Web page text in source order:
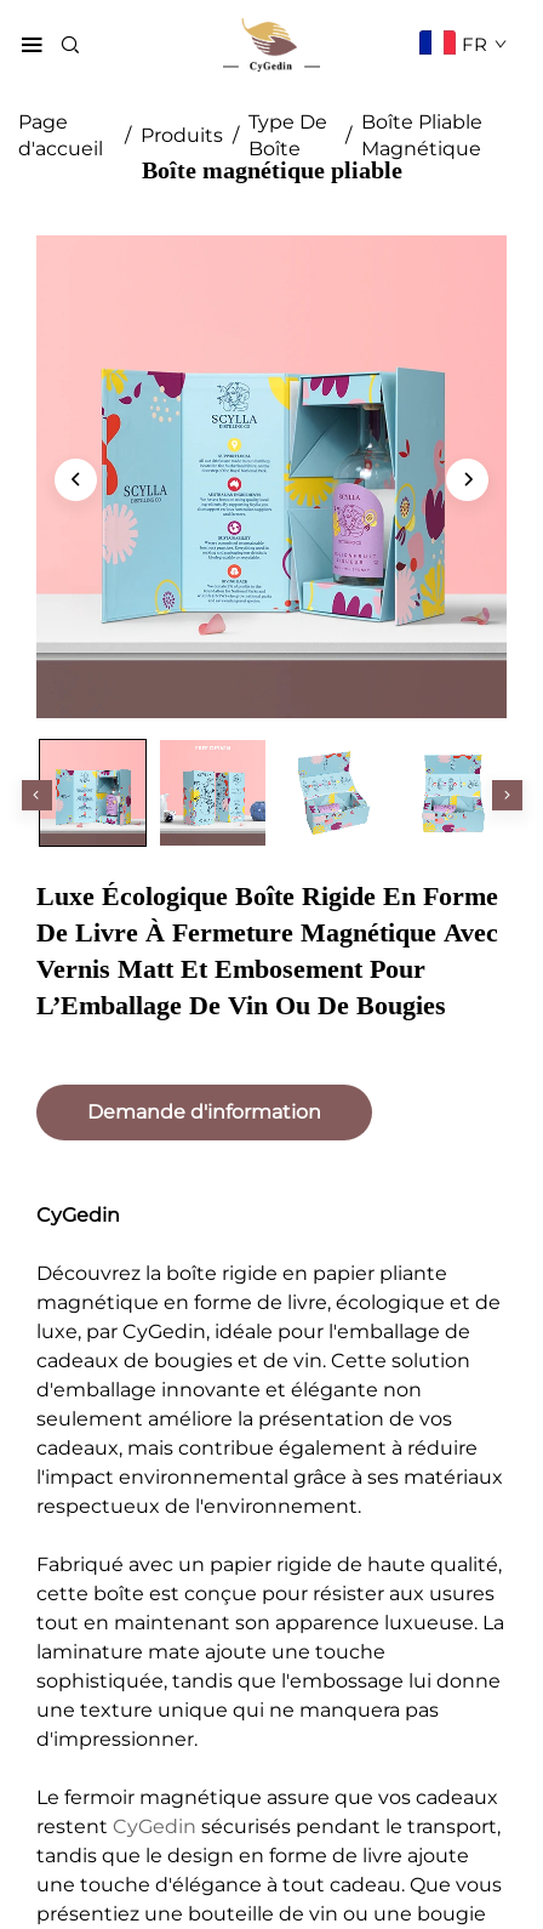
FR
Page
d'accueil
/ Produits /
Type De
Boîte
/
Boîte Pliable
Magnétique
Boîte magnétique pliable
Luxe Écologique Boîte Rigide En Forme
De Livre À Fermeture Magnétique Avec
Vernis Matt Et Embosement Pour
L’Emballage De Vin Ou De Bougies
Demande d'information
CyGedin
Découvrez la boîte rigide en papier pliante
magnétique en forme de livre, écologique et de
luxe, par CyGedin, idéale pour l'emballage de
cadeaux de bougies et de vin. Cette solution
d'emballage innovante et élégante non
seulement améliore la présentation de vos
cadeaux, mais contribue également à réduire
l'impact environnemental grâce à ses matériaux
respectueux de l'environnement.
Fabriqué avec un papier rigide de haute qualité,
cette boîte est conçue pour résister aux usures
tout en maintenant son apparence luxueuse. La
laminature mate ajoute une touche
sophistiquée, tandis que l'embossage lui donne
une texture unique qui ne manquera pas
d'impressionner.
Le fermoir magnétique assure que vos cadeaux
restent CyGedin sécurisés pendant le transport,
tandis que le design en forme de livre ajoute
une touche d'élégance à tout cadeau. Que vous
présentiez une bouteille de vin ou une bougie